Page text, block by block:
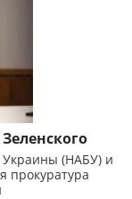
(НАБУ) и
прокуратура